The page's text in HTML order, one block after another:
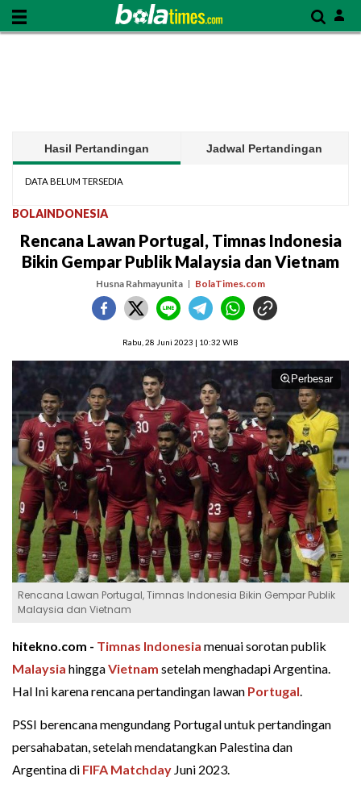
Hasil Pertandingan Jadwal Pertandingan
DATA BELUM TERSEDIA
BOLAINDONESIA
Rencana Lawan Portugal, Timnas Indonesia
Bikin Gempar Publik Malaysia dan Vietnam
Husna Rahmayunita BolaTimes.com
Rabu, 28 Juni 2023 | 10:32 WIB
Perbesar
Rencana Lawan Portugal, Timnas Indonesia Bikin Gempar Publik
Malaysia dan Vietnam
hitekno.com - Timnas Indonesia menuai sorotan publik
Malaysia hinggaVietnam setelah menghadapi Argentina.
Hal Ini karena rencana pertandingan lawan Portugal.
PSSI berencana mengundang Portugal untuk pertandingan
persahabatan, setelah mendatangkan Palestina dan
Argentina di FIFA Matchday Juni 2023.